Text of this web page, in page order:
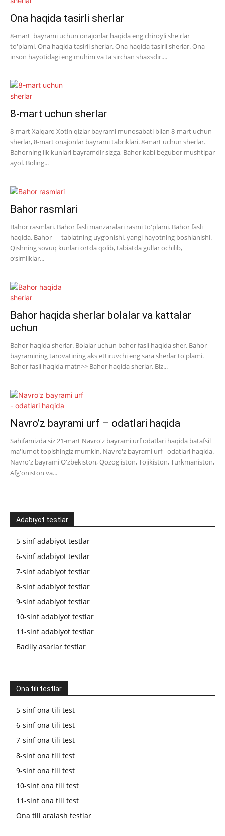
Ona haqida tasirli sherlar
8-mart bayrami uchun onajonlar haqida eng chiroyli she'rlar
to'plami. Ona haqida tasirli sherlar. Ona haqida tasirli sherlar. Ona —
inson hayotidagi eng muhim va ta'sirchan shaxsdir....
8-mart uchun sherlar
8-mart Xalqaro Xotin qizlar bayrami munosabati bilan 8-mart uchun
sherlar, 8-mart onajonlar bayrami tabriklari. 8-mart uchun sherlar.
Bahorning ilk kunlari bayramdir sizga, Bahor kabi begubor mushtipar
ayol. Boling...
Bahor rasmlari
Bahor rasmlari. Bahor fasli manzaralari rasmi to'plami. Bahor fasli
haqida. Bahor — tabiatning uyg‘onishi, yangi hayotning boshlanishi.
Qishning sovuq kunlari ortda qolib, tabiatda gullar ochilib,
o‘simliklar...
Bahor haqida sherlar bolalar va kattalar
uchun
Bahor haqida sherlar. Bolalar uchun bahor fasli haqida sher. Bahor
bayramining tarovatining aks ettiruvchi eng sara sherlar to'plami.
Bahor fasli haqida matn>> Bahor haqida sherlar. Biz...
Navro’z bayrami urf – odatlari haqida
Sahifamizda siz 21-mart Navro'z bayrami urf odatlari haqida batafsil
ma'lumot topishingiz mumkin. Navro'z bayrami urf - odatlari haqida.
Navro'z bayrami O'zbekiston, Qozog'iston, Tojikiston, Turkmaniston,
Afg'oniston va...
Adabiyot testlar
5-sinf adabiyot testlar
6-sinf adabiyot testlar
7-sinf adabiyot testlar
8-sinf adabiyot testlar
9-sinf adabiyot testlar
10-sinf adabiyot testlar
11-sinf adabiyot testlar
Badiiy asarlar testlar
Ona tili testlar
5-sinf ona tili test
6-sinf ona tili test
7-sinf ona tili test
8-sinf ona tili test
9-sinf ona tili test
10-sinf ona tili test
11-sinf ona tili test
Ona tili aralash testlar